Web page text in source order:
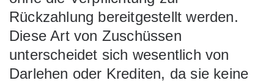
Rückzahlung bereitgestellt werden.
Diese Art von Zuschüssen
unterscheidet sich wesentlich von
Darlehen oder Krediten, da sie keine